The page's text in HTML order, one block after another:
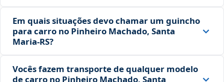
Em quais situações devo chamar um guincho
para carro no Pinheiro Machado, Santa
Maria‑RS?
Vocês fazem transporte de qualquer modelo
de carro no Pinheiro Machado, Santa